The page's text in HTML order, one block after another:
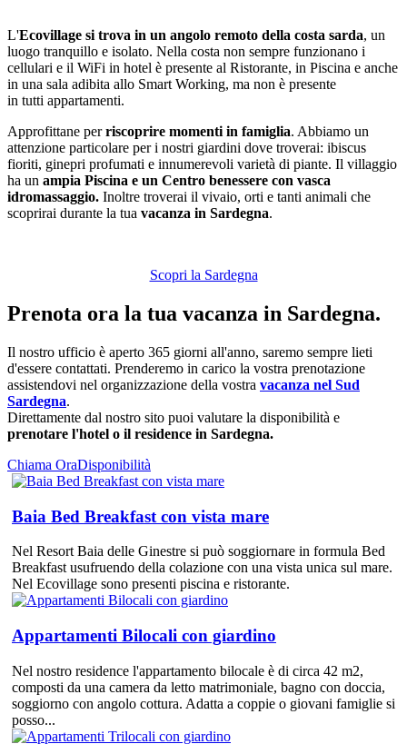
L'Ecovillage si trova in un angolo remoto della costa sarda, un
luogo tranquillo e isolato. Nella costa non sempre funzionano i
cellulari e il WiFi in hotel è presente al Ristorante, in Piscina e anche
in una sala adibita allo Smart Working, ma non è presente
in tutti appartamenti.
Approfittane perriscoprire momenti in famiglia. Abbiamo un
attenzione particolare per i nostri giardini dove troverai: ibiscus
fioriti, ginepri profumati e innumerevoli varietà di piante. Il villaggio
ha un ampia Piscina e un Centro benessere con vasca
idromassaggio. Inoltre troverai il vivaio, orti e tanti animali che
scoprirai durante la tua vacanza in Sardegna.
Scopri la Sardegna
Prenota ora la tua vacanza in Sardegna.
Il nostro ufficio è aperto 365 giorni all'anno, saremo sempre lieti
d'essere contattati. Prenderemo in carico la vostra prenotazione
assistendovi nel organizzazione della vostra vacanza nel Sud
Sardegna.
Direttamente dal nostro sito puoi valutare la disponibilità e
prenotare l'hotel o il residence in Sardegna.
Chiama OraDisponibilità
Baia Bed Breakfast con vista mare
Nel Resort Baia delle Ginestre si può soggiornare in formula Bed
Breakfast usufruendo della colazione con una vista unica sul mare.
Nel Ecovillage sono presenti piscina e ristorante.
Appartamenti Bilocali con giardino
Nel nostro residence l'appartamento bilocale è di circa 42 m2,
composti da una camera da letto matrimoniale, bagno con doccia,
soggiorno con angolo cottura. Adatta a coppie o giovani famiglie si
posso...